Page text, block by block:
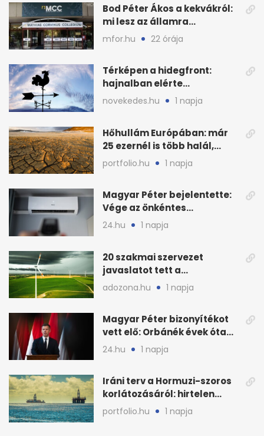
Bod Péter Ákos a kekvákról:
mi lesz az államra
visszaszálló vagyonnal?
mfor.hu 22 órája
Térképen a hidegfront:
hajnalban elérte
Magyarország határát
novekedes.hu 1 napja
Hőhullám Európában: már
25 ezernél is több halál,
folytatódhat
portfolio.hu 1 napja
Magyar Péter bejelentette:
Vége az önkéntes
fogyasztáscsökkentésnek
24.hu 1 napja
20 szakmai szervezet
javaslatot tett a
fenntartható szélenergia-
adozona.hu 1 napja
Magyar Péter bizonyítékot
vett elő: Orbánék évek óta
tudtak az energiarendszer
összeomlásáról
24.hu 1 napja
Iráni terv a Hormuzi-szoros
korlátozásáról: hirtelen
megugrott az olajár
portfolio.hu 1 napja